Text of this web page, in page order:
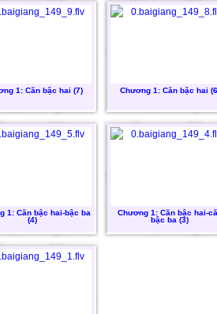
1: Căn bậc hai (7) Chương 1: Căn bậc hai
1: Căn bậc hai-bậc ba
(4)
Chương 1: Căn bậc hai-
bậc ba (3)